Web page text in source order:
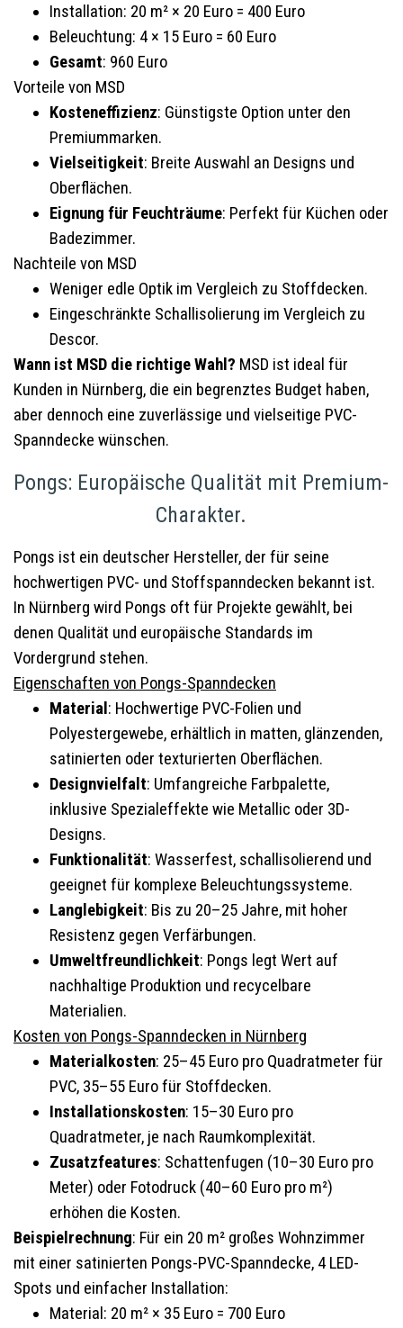
Installation: 20 m² × 20 Euro = 400 Euro
Beleuchtung: 4 × 15 Euro = 60 Euro
Gesamt: 960 Euro
Vorteile von MSD
Kosteneffizienz: Günstigste Option unter den
Premiummarken.
Vielseitigkeit: Breite Auswahl an Designs und
Oberflächen.
Eignung für Feuchträume: Perfekt für Küchen oder
Badezimmer.
Nachteile von MSD
Weniger edle Optik im Vergleich zu Stoffdecken.
Eingeschränkte Schallisolierung im Vergleich zu
Descor.
Wann ist MSD die richtige Wahl? MSD ist ideal für
Kunden in Nürnberg, die ein begrenztes Budget haben,
aber dennoch eine zuverlässige und vielseitige PVC-
Spanndecke wünschen.
Pongs: Europäische Qualität mit Premium-
Charakter.
Pongs ist ein deutscher Hersteller, der für seine
hochwertigen PVC- und Stoffspanndecken bekannt ist.
In Nürnberg wird Pongs oft für Projekte gewählt, bei
denen Qualität und europäische Standards im
Vordergrund stehen.
Eigenschaften von Pongs-Spanndecken
Material : Hochwertige PVC-Folien und
Polyestergewebe, erhältlich in matten, glänzenden,
satinierten oder texturierten Oberflächen.
Designvielfalt: Umfangreiche Farbpalette,
inklusive Spezialeffekte wie Metallic oder 3D-
Designs.
Funktionalität: Wasserfest, schallisolierend und
geeignet für komplexe Beleuchtungssysteme.
Langlebigkeit: Bis zu 20–25 Jahre, mit hoher
Resistenz gegen Verfärbungen.
Umweltfreundlichkeit: Pongs legt Wert auf
nachhaltige Produktion und recycelbare
Materialien.
Kosten von Pongs-Spanndecken in Nürnberg
Materialkosten: 25–45 Euro pro Quadratmeter für
PVC, 35–55 Euro für Stoffdecken.
Installationskosten: 15–30 Euro pro
Quadratmeter, je nach Raumkomplexität.
Zusatzfeatures: Schattenfugen (10–30 Euro pro
Meter) oder Fotodruck (40–60 Euro pro m²)
erhöhen die Kosten.
Beispielrechnung: Für ein 20 m² großes Wohnzimmer
mit einer satinierten Pongs-PVC-Spanndecke, 4 LED-
Spots und einfacher Installation:
Material: 20 m² × 35 Euro = 700 Euro